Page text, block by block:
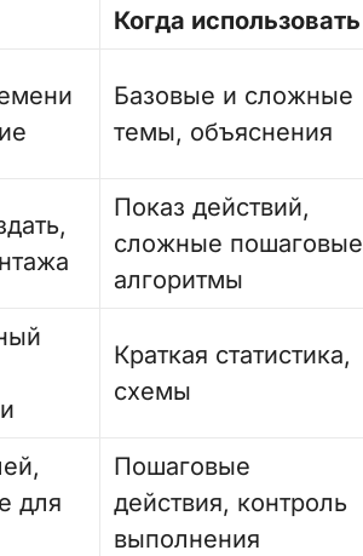
Когда использовать
Базовые и сложные
темы, объяснения
Показ действий,
сложные пошаговые
алгоритмы
Краткая статистика,
схемы
для
Пошаговые
действия, контроль
выполнения